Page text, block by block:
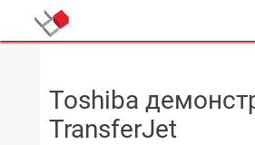
Toshiba
TransferJet